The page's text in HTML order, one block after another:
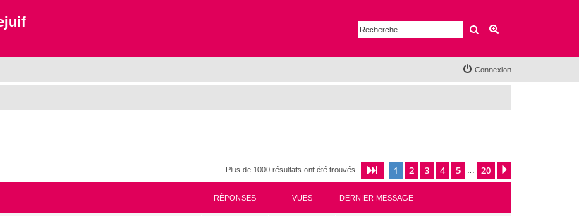
Rechercher
Connexion
Plus de 1000 résultats ont été trouvés Page sur20
1 2 3 4 5 20
RÉPONSES VUES DERNIER MESSAGE